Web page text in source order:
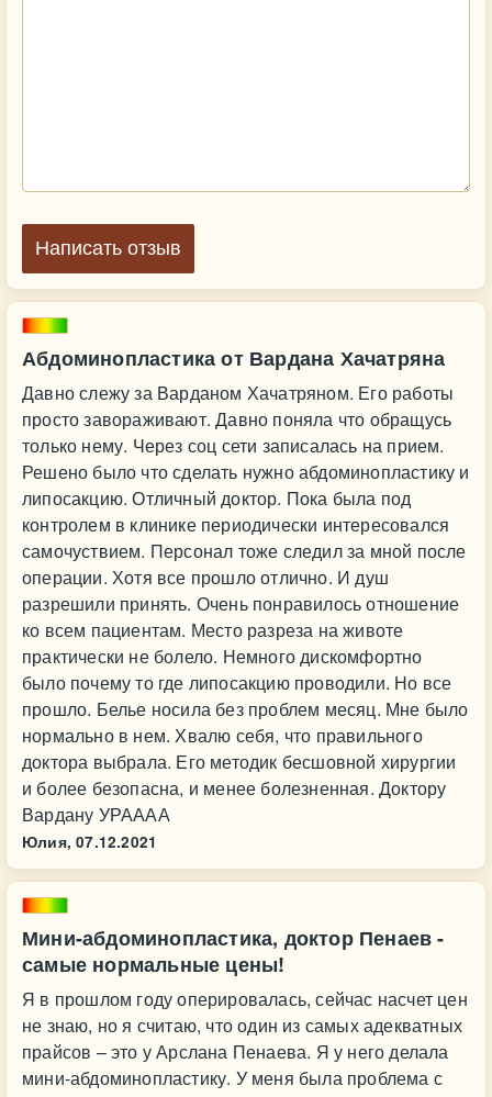
Абдоминопластика от Вардана Хачатряна
Давно слежу за Варданом Хачатряном. Его работы
просто завораживают. Давно поняла что обращусь
только нему. Через соц сети записалась на прием.
Решено было что сделать нужно абдоминопластику и
липосакцию. Отличный доктор. Пока была под
контролем в клинике периодически интересовался
самочуствием. Персонал тоже следил за мной после
операции. Хотя все прошло отлично. И душ
разрешили принять. Очень понравилось отношение
ко всем пациентам. Место разреза на животе
практически не болело. Немного дискомфортно
было почему то где липосакцию проводили. Но все
прошло. Белье носила без проблем месяц. Мне было
нормально в нем. Хвалю себя, что правильного
доктора выбрала. Его методик бесшовной хирургии
и более безопасна, и менее болезненная. Доктору
Вардану УРАААА
Юлия, 07.12.2021
Мини-абдоминопластика, доктор Пенаев -
самые нормальные цены!
Я в прошлом году оперировалась, сейчас насчет цен
не знаю, но я считаю, что один из самых адекватных
прайсов – это у Арслана Пенаева. Я у него делала
мини-абдоминопластику. У меня была проблема с
Написать отзыв